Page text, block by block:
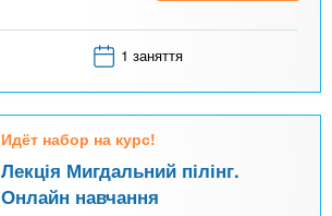
1 заняття
Идёт набор на курс!
Лекція Мигдальний пілінг.
Онлайн навчання